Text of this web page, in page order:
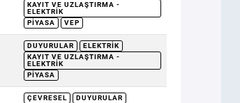
KAYIT VE UZLAŞTIRMA -
ELEKTRIK
PIYASA
VEP
DUYURULAR
ELEKTRIK
KAYIT VE UZLAŞTIRMA -
ELEKTRIK
PIYASA
ÇEVRESEL
DUYURULAR